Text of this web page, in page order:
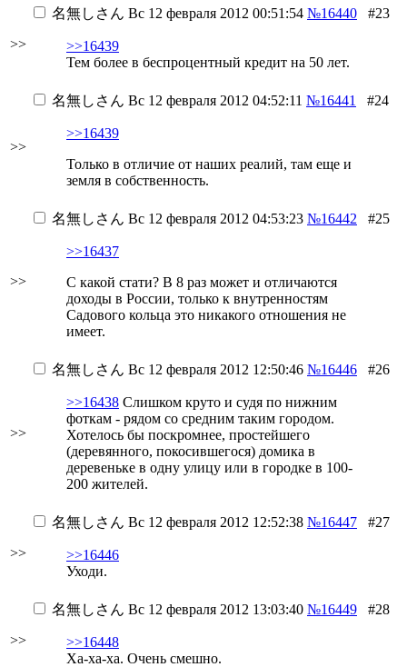
>>
名無しさん Вс 12 февраля 2012 00:51:54 №16440 #23
>>16439
Тем более в беспроцентный кредит на 50 лет.
>>
名無しさん Вс 12 февраля 2012 04:52:11 №16441 #24
>>16439
Только в отличие от наших реалий, там еще и
земля в собственность.
>>
名無しさん Вс 12 февраля 2012 04:53:23 №16442 #25
>>16437
С какой стати? В 8 раз может и отличаются
доходы в России, только к внутренностям
Садового кольца это никакого отношения не
имеет.
>>
名無しさん Вс 12 февраля 2012 12:50:46 №16446 #26
>>16438 Слишком круто и судя по нижним
фоткам - рядом со средним таким городом.
Хотелось бы поскромнее, простейшего
(деревянного, покосившегося) домика в
деревеньке в одну улицу или в городке в 100-
200 жителей.
>>
名無しさん Вс 12 февраля 2012 12:52:38 №16447 #27
>>16446
Уходи.
>>
名無しさん Вс 12 февраля 2012 13:03:40 №16449 #28
>>16448
Ха-ха-ха. Очень смешно.